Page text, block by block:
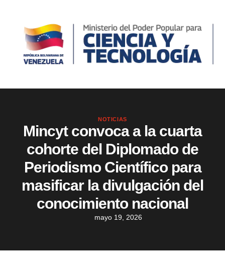
NOTICIAS
Mincyt convoca a la cuarta
cohorte del Diplomado de
Periodismo Científico para
masificar la divulgación del
conocimiento nacional
mayo 19, 2026